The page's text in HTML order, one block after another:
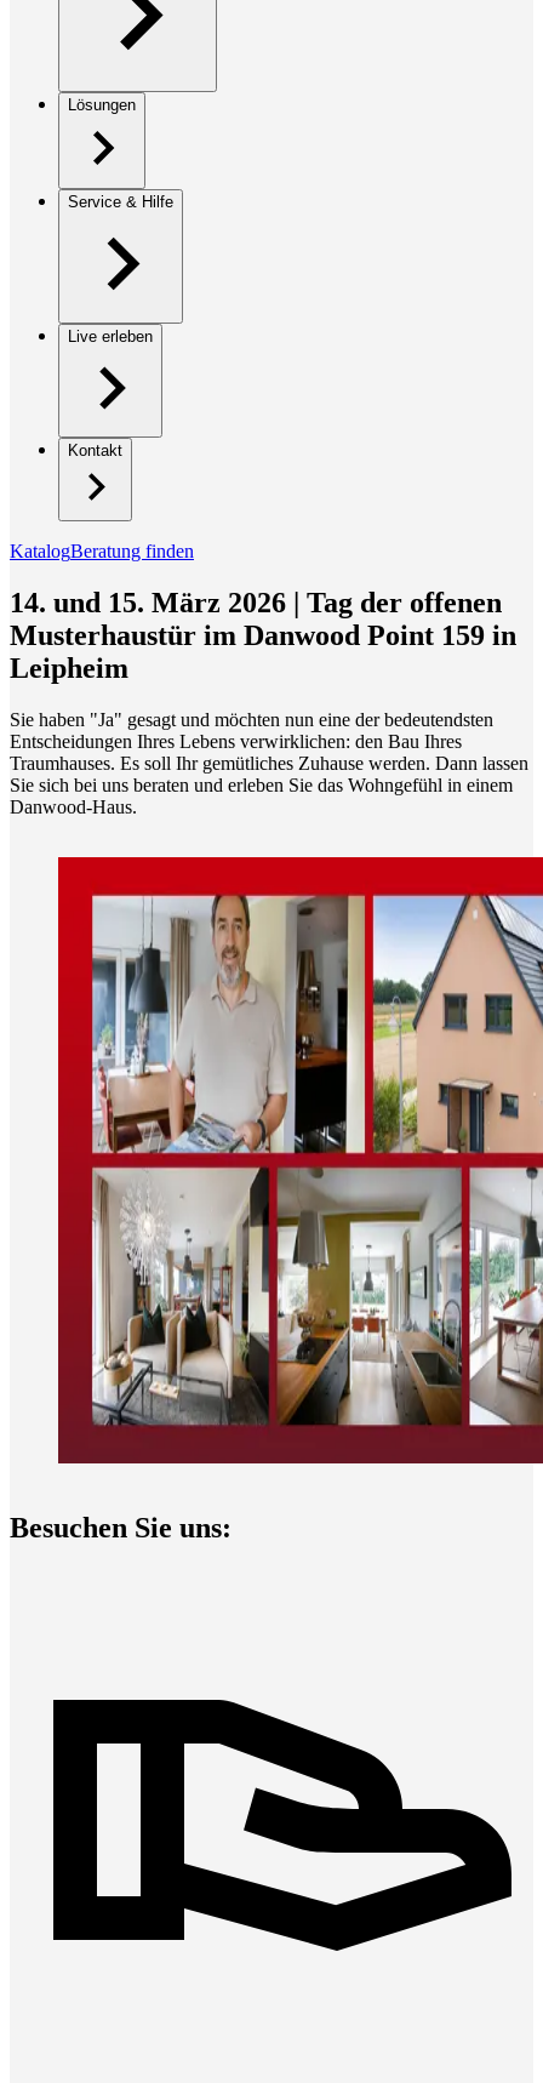
Lösungen
Service & Hilfe
Live erleben
Kontakt
KatalogBeratung finden
14. und 15. März 2026 | Tag der offenen
Musterhaustür im Danwood Point 159 in
Leipheim
Sie haben "Ja" gesagt und möchten nun eine der bedeutendsten
Entscheidungen Ihres Lebens verwirklichen: den Bau Ihres
Traumhauses. Es soll Ihr gemütliches Zuhause werden. Dann lassen
Sie sich bei uns beraten und erleben Sie das Wohngefühl in einem
Danwood-Haus.
Besuchen Sie uns: